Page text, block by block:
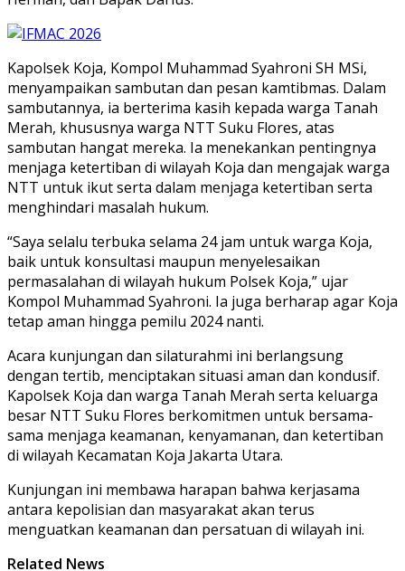
Kapolsek Koja, Kompol Muhammad Syahroni SH MSi,
menyampaikan sambutan dan pesan kamtibmas. Dalam
sambutannya, ia berterima kasih kepada warga Tanah
Merah, khususnya warga NTT Suku Flores, atas
sambutan hangat mereka. Ia menekankan pentingnya
menjaga ketertiban di wilayah Koja dan mengajak warga
NTT untuk ikut serta dalam menjaga ketertiban serta
menghindari masalah hukum.
“Saya selalu terbuka selama 24 jam untuk warga Koja,
baik untuk konsultasi maupun menyelesaikan
permasalahan di wilayah hukum Polsek Koja,” ujar
Kompol Muhammad Syahroni. Ia juga berharap agar Koja
tetap aman hingga pemilu 2024 nanti.
Acara kunjungan dan silaturahmi ini berlangsung
dengan tertib, menciptakan situasi aman dan kondusif.
Kapolsek Koja dan warga Tanah Merah serta keluarga
besar NTT Suku Flores berkomitmen untuk bersama-
sama menjaga keamanan, kenyamanan, dan ketertiban
di wilayah Kecamatan Koja Jakarta Utara.
Kunjungan ini membawa harapan bahwa kerjasama
antara kepolisian dan masyarakat akan terus
menguatkan keamanan dan persatuan di wilayah ini.
Related News